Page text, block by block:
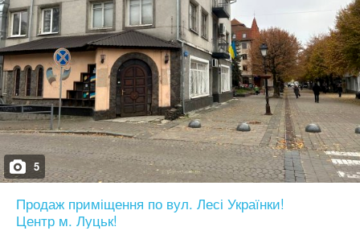
5
Продаж приміщення по вул. Лесі Українки!
Центр м. Луцьк!